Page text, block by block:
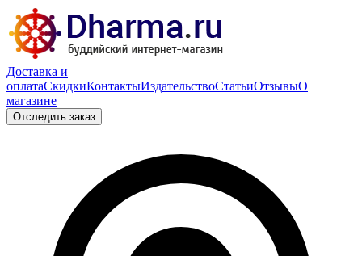
Доставка и
оплатаСкидкиКонтактыИздательствоСтатьиОтзывыО
магазине
Отследить заказ